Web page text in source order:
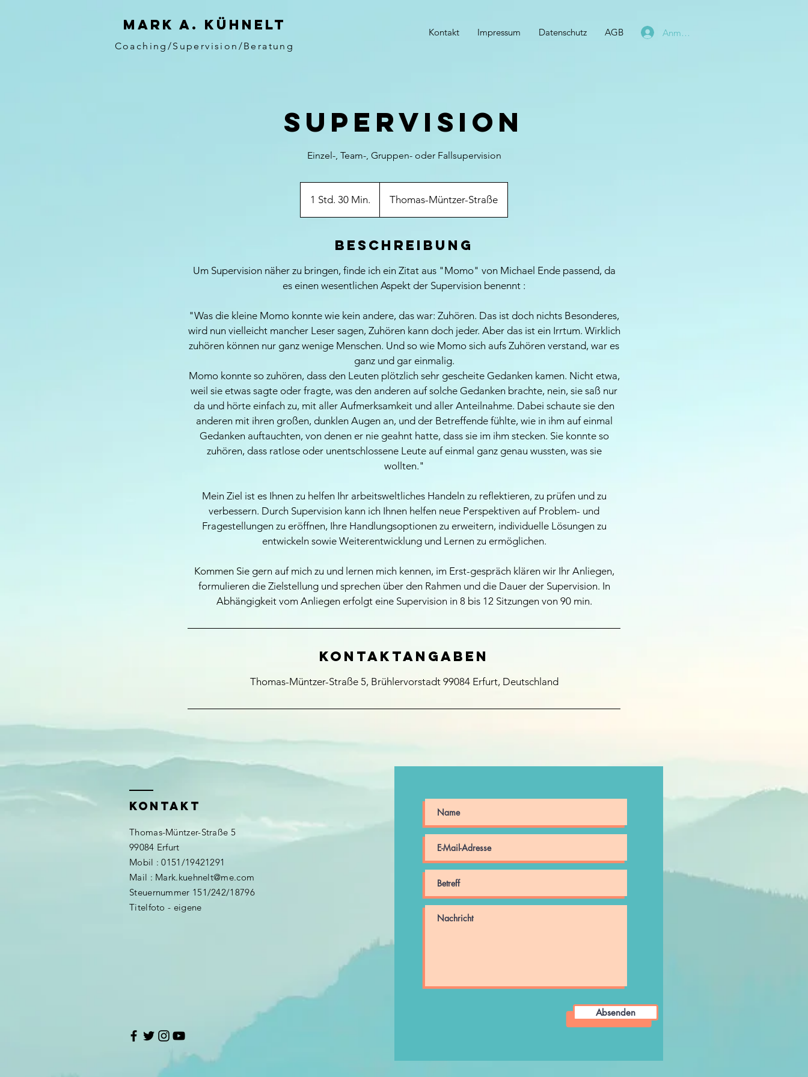
MARK A. KÜHNELT
Coaching/Supervision/Beratung
Kontakt Impressum Datenschutz AGB Anmelden
Supervision
Einzel-, Team-, Gruppen- oder Fallsupervision
1 Std. 30 Min.
S
d
0
M
n
.
Thomas-Müntzer-Straße
Beschreibung
Um Supervision näher zu bringen, finde ich ein Zitat aus "Momo" von Michael Ende passend, da
es einen wesentlichen Aspekt der Supervision benennt :
"Was die kleine Momo konnte wie kein andere, das war: Zuhören. Das ist doch nichts Besonderes,
wird nun vielleicht mancher Leser sagen, Zuhören kann doch jeder. Aber das ist ein Irrtum. Wirklich
zuhören können nur ganz wenige Menschen. Und so wie Momo sich aufs Zuhören verstand, war es
ganz und gar einmalig.
Momo konnte so zuhören, dass den Leuten plötzlich sehr gescheite Gedanken kamen. Nicht etwa,
weil sie etwas sagte oder fragte, was den anderen auf solche Gedanken brachte, nein, sie saß nur
da und hörte einfach zu, mit aller Aufmerksamkeit und aller Anteilnahme. Dabei schaute sie den
anderen mit ihren großen, dunklen Augen an, und der Betreffende fühlte, wie in ihm auf einmal
Gedanken auftauchten, von denen er nie geahnt hatte, dass sie im ihm stecken. Sie konnte so
zuhören, dass ratlose oder unentschlossene Leute auf einmal ganz genau wussten, was sie
wollten."
Mein Ziel ist es Ihnen zu helfen Ihr arbeitsweltliches Handeln zu reflektieren, zu prüfen und zu
verbessern. Durch Supervision kann ich Ihnen helfen neue Perspektiven auf Problem- und
Fragestellungen zu eröffnen, Ihre Handlungsoptionen zu erweitern, individuelle Lösungen zu
entwickeln sowie Weiterentwicklung und Lernen zu ermöglichen.
Kommen Sie gern auf mich zu und lernen mich kennen, im Erst-gespräch klären wir Ihr Anliegen,
formulieren die Zielstellung und sprechen über den Rahmen und die Dauer der Supervision. In
Abhängigkeit vom Anliegen erfolgt eine Supervision in 8 bis 12 Sitzungen von 90 min.
Kontaktangaben
Thomas-Müntzer-Straße 5, Brühlervorstadt 99084 Erfurt, Deutschland
KONTAKT
Thomas-Müntzer-Straße 5
99084 Erfurt
Mobil : 0151/19421291
Mail : Mark.kuehnelt@me.com
Steuernummer 151/242/18796
Titelfoto - eigene
Absenden